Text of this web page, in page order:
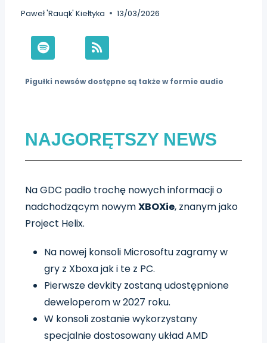
Paweł 'Rauqk' Kiełtyka 13/03/2026
Pigułki newsów dostępne są także w formie audio
NAJGORĘTSZY NEWS
Na GDC padło trochę nowych informacji o
nadchodzącym nowymXBOXie, znanym jako
Project Helix.
Na nowej konsoli Microsoftu zagramy w
gry z Xboxa jak i te z PC.
Pierwsze devkity zostaną udostępnione
deweloperom w 2027 roku.
W konsoli zostanie wykorzystany
specjalnie dostosowany układ AMD